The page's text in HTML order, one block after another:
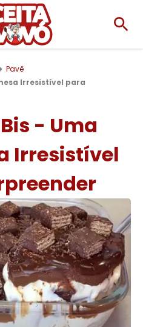
Pavê
Irresistível para
- Uma
Irresistível